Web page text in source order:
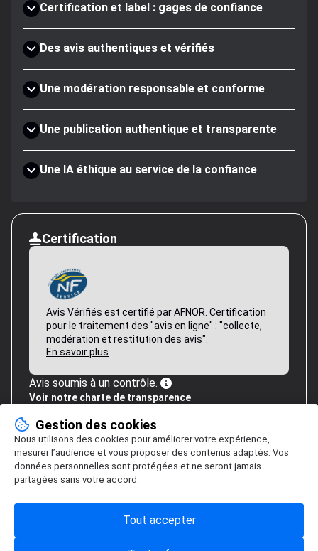
Certification et label : gages de confiance
Des avis authentiques et vérifiés
Une modération responsable et conforme
Une publication authentique et transparente
Une IA éthique au service de la confiance
Certification
Avis Vérifiés est certifié par AFNOR. Certification
pour le traitement des "avis en ligne" : "collecte,
modération et restitution des avis".
En savoir plus
Avis soumis à un contrôle.
Voir notre charte de transparence
Gestion des cookies
Nous utilisons des cookies pour améliorer votre expérience,
mesurer l’audience et vous proposer des contenus adaptés. Vos
données personnelles sont protégées et ne seront jamais
partagées sans votre accord.
Tout accepter